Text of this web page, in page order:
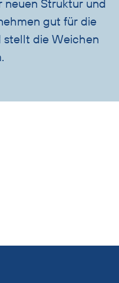
Struktur und
gut für die
die Weichen